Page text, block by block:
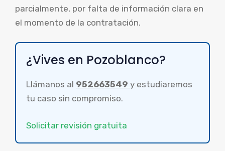
parcialmente, por falta de información clara en
el momento de la contratación.
¿Vives en Pozoblanco?
Llámanos al 952663549 y estudiaremos
tu caso sin compromiso.
Solicitar revisión gratuita